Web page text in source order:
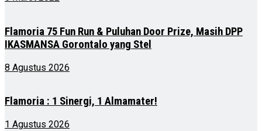
Flamoria 75 Fun Run & Puluhan Door Prize, Masih DPP
IKASMANSA Gorontalo yang Stel
8 Agustus 2026
Flamoria : 1 Sinergi, 1 Almamater!
1 Agustus 2026